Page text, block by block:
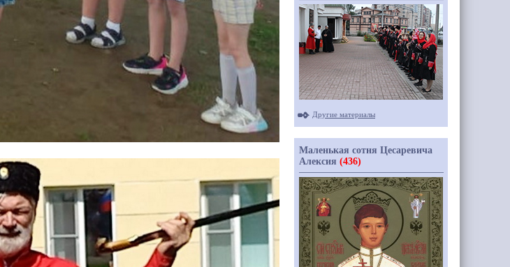
Другие материалы
Маленькая сотня Цесаревича
Алексия (436)